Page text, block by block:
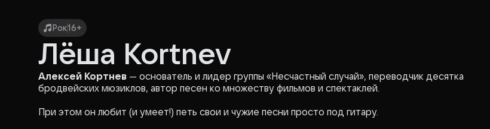
Рок16+
Лёша Kortnev
Алексей Кортнев — основатель и лидер группы «Несчастный случай», переводчик десятка
бродвейских мюзиклов, автор песен ко множеству фильмов и спектаклей.
При этом он любит (и умеет!) петь свои и чужие песни просто под гитару.